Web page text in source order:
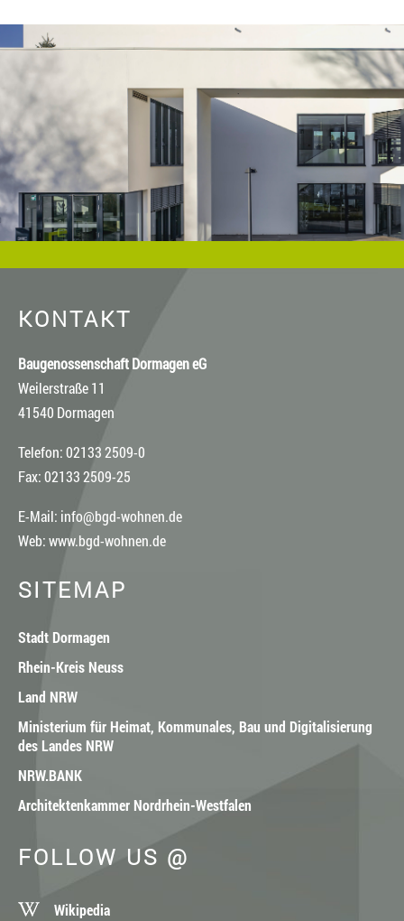
KONTAKT
Baugenossenschaft Dormagen eG
Weilerstraße 11
41540 Dormagen
Telefon: 02133 2509-0
Fax: 02133 2509-25
E-Mail: info@bgd-wohnen.de
Web:www.bgd-wohnen.de
SITEMAP
Stadt Dormagen
Rhein-Kreis Neuss
Land NRW
Ministerium für Heimat, Kommunales, Bau und Digitalisierung
des Landes NRW
NRW.BANK
Architektenkammer Nordrhein-Westfalen
FOLLOW US @
Wikipedia